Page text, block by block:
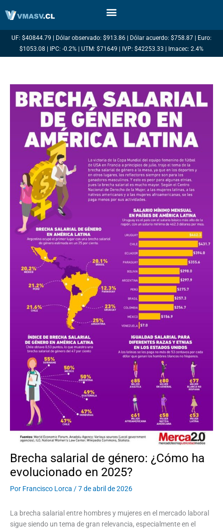
UF: $40844.79 | Dólar observado: $913.86 | Dólar acuerdo: $758.87 | Euro:
$1053.08 | IPC: -0.2% | UTM: $71649 | IVP: $42253.33 | Imacec: 2.4%
Brecha salarial de género: ¿Cómo ha
evolucionado en 2025?
Por Francisco Lorca /7 de abril de 2026
La brecha salarial entre hombres y mujeres en el mercado laboral
sigue siendo un tema de gran relevancia, especialmente en el